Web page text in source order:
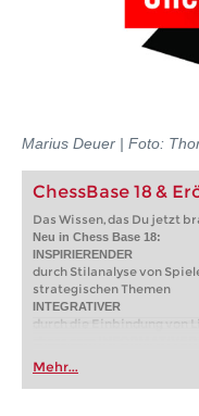
Marius Deuer | Foto:
ChessBase 18 &
Das Wissen, das Du jetzt
Neu in Chess Base 18:
INSPIRIERENDER
durch Stilanalyse von
strategischen Themen
INTEGRATIVER
durch die Einbindung von
Lichess Accounts
INDIVIDUELL PERFORMANT
durch neue Cloud Engine-
Mehr...